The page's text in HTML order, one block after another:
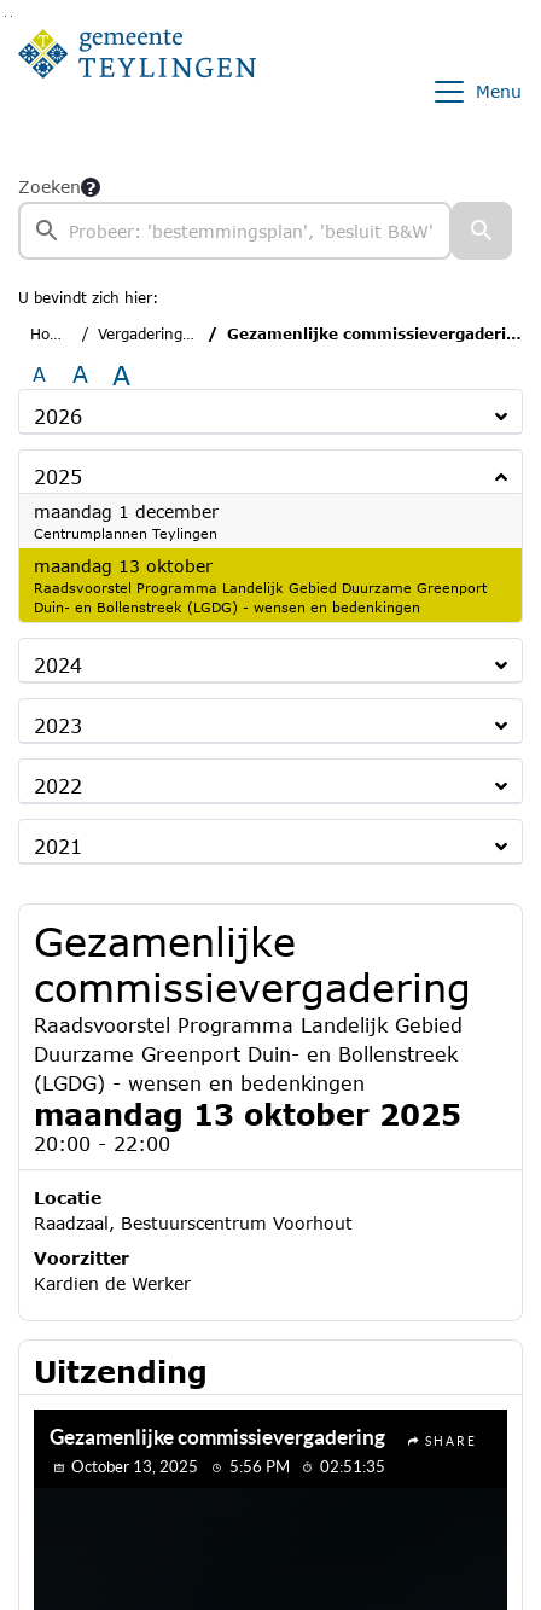
Ga naar de inhoud van deze pagina
Ga naar het zoeken
Ga naar het menu
Menu
Zoeken
U bevindt zich hier:
Home
Vergaderingen Gezamenlijke commissievergadering
A A A
2026
2025
maandag 1 december2025
Centrumplannen Teylingen
maandag 13 oktober2025
Raadsvoorstel Programma Landelijk Gebied Duurzame Greenport
Duin- en Bollenstreek (LGDG) - wensen en bedenkingen
2024
2023
2022
2021
Gezamenlijke
commissievergadering
Raadsvoorstel Programma Landelijk Gebied
Duurzame Greenport Duin- en Bollenstreek
(LGDG) - wensen en bedenkingen
maandag 13 oktober 2025
20:00 - 22:00
Locatie
Raadzaal, Bestuurscentrum Voorhout
Voorzitter
Kardien de Werker
Uitzending